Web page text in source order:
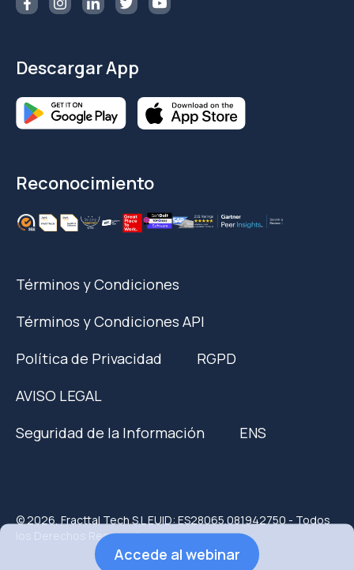
Accede al webinar
Descargar App
Reconocimiento
Términos y Condiciones
Términos y Condiciones API
Política de Privacidad
RGPD
AVISO LEGAL
Seguridad de la Información
ENS
© 2026, Fracttal Tech S.L EUID: ES28065.081942750 - Todos
los Derechos Reservados.